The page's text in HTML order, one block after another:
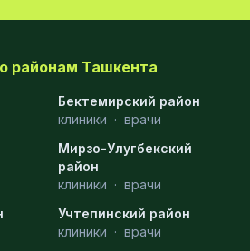
районам Ташкента
Бектемирский район
клиники · врачи
Мирзо-Улугбекский
район
клиники · врачи
Учтепинский район
клиники · врачи